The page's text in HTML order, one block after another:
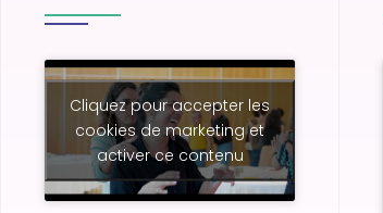
Cliquez pour accepter les
cookies de marketing et
activer ce contenu